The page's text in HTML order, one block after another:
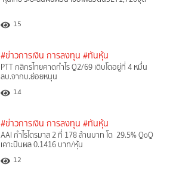
15
#ข่าวการเงิน การลงทุน #ทันหุ้น
PTT กสิกรไทยคาดกำไร Q2/69 เติบโตอยู่ที่ 4 หมื่น
ลบ.จากบ.ย่อยหนุน
14
#ข่าวการเงิน การลงทุน #ทันหุ้น
AAI กำไรไตรมาส 2 ที่ 178 ล้านบาท โต 29.5% QoQ
เคาะปันผล 0.1416 บาท/หุ้น
12